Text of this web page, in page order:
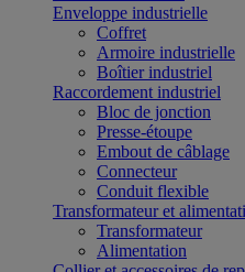
Enveloppe industrielle
Coffret
Armoire industrielle
Boîtier industriel
Raccordement industriel
Bloc de jonction
Presse-étoupe
Embout de câblage
Connecteur
Conduit flexible
Transformateur et
Transformateur
Alimentation